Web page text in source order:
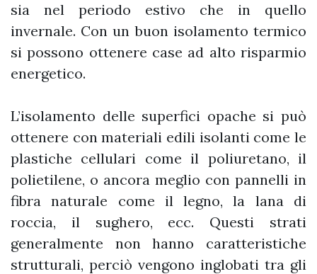
sia nel periodo estivo che in quello
invernale. Con un buon isolamento termico
si possono ottenere case ad alto risparmio
energetico.
L’isolamento delle superfici opache si può
ottenere con materiali edili isolanti come le
plastiche cellulari come il poliuretano, il
polietilene, o ancora meglio con pannelli in
fibra naturale come il legno, la lana di
roccia, il sughero, ecc. Questi strati
generalmente non hanno caratteristiche
strutturali, perciò vengono inglobati tra gli